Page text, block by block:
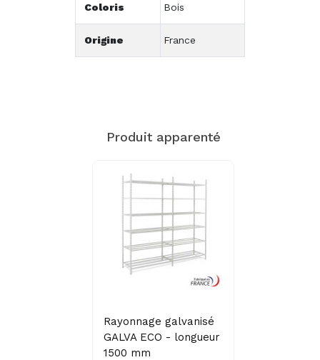
Coloris Bois
Origine France
Produit apparenté
Rayonnage galvanisé
GALVA ECO - longueur
1500 mm